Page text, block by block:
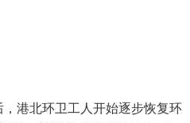
港北环卫工人开始逐步恢复环